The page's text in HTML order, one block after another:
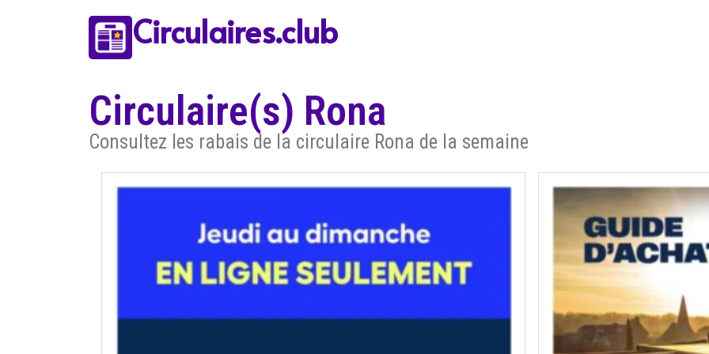
Circulaires.club
Circulaire(s) Rona
Consultez les rabais de la circulaire Rona de la semaine